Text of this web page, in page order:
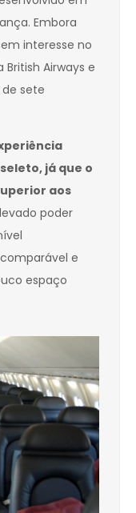
Embora
interesse no
Airways e
sete
já que o
aos
poder
e
espaço